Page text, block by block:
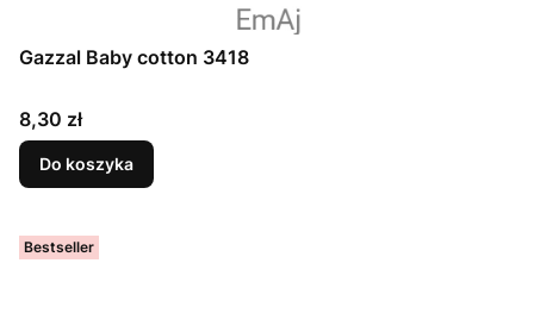
Gazzal Baby cotton 3418
Cena
8,30 zł
Do koszyka
Bestseller